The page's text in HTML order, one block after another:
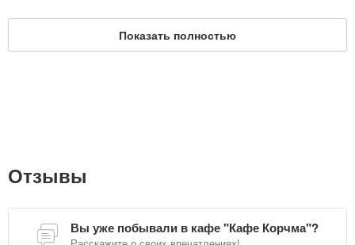
качественном сервисе. На территории кафе расположено
несколько залов, а также летние домики, где вы также
Показать полностью
Отзывы
Вы уже побывали в кафе "Кафе Корчма"?